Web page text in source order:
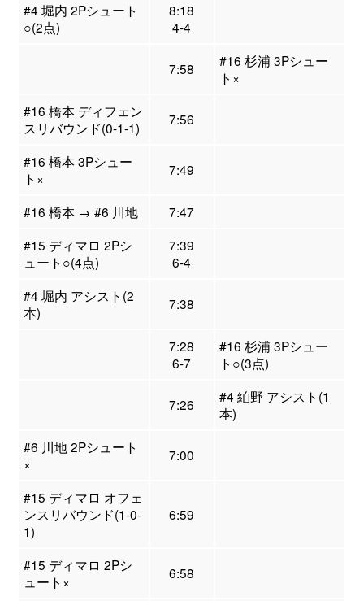
#4 堀内 2Pシュート
○(2点)
8:18
4-4
7:58
#16 杉浦 3Pシュー
ト×
#16 橋本 ディフェン
スリバウンド(0-1-1)
7:56
#16 橋本 3Pシュー
ト×
7:49
#16 橋本 → #6 川地
7:47
#15 ディマロ 2Pシ
ュート○(4点)
7:39
6-4
#4 堀内 アシスト(2
本)
7:38
7:28
6-7
#16 杉浦 3Pシュー
ト○(3点)
7:26
#4 絈野 アシスト(1
本)
#6 川地 2Pシュート
×
7:00
#15 ディマロ オフェ
ンスリバウンド(1-0-
1)
6:59
#15 ディマロ 2Pシ
ュート×
6:58